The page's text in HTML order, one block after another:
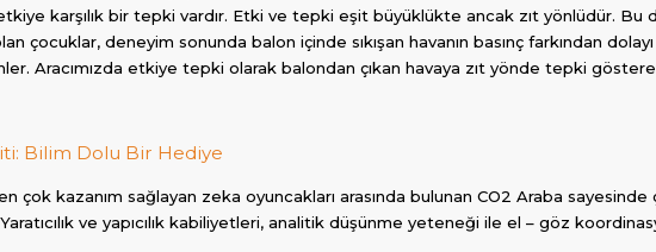
karşılık bir tepki vardır. Etki ve tepki eşit büyüklükte ancak zıt yönlüdür.
çocuklar, deneyim sonunda balon içinde sıkışan havanın basınç farkından dolayı
Aracımızda etkiye tepki olarak balondan çıkan havaya zıt yönde tepki
Bilim Dolu Bir Hediye
çok kazanım sağlayan zeka oyuncakları arasında bulunan CO2 Araba
ve yapıcılık kabiliyetleri, analitik düşünme yeteneği ile el – göz